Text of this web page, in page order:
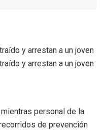
y arrestan a un joven
y arrestan a un joven
mientras personal de la
de prevención